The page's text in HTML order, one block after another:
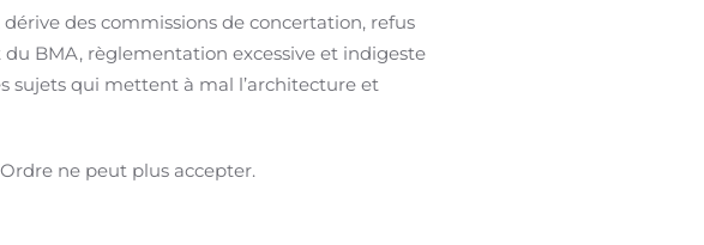
des commissions de concertation, refus
BMA, règlementation excessive et indigeste
sujets qui mettent à mal l’architecture et
ne peut plus accepter.